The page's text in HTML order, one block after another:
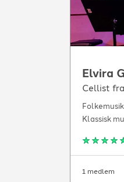
Elvira
Cellist
Klassisk
1 medlem